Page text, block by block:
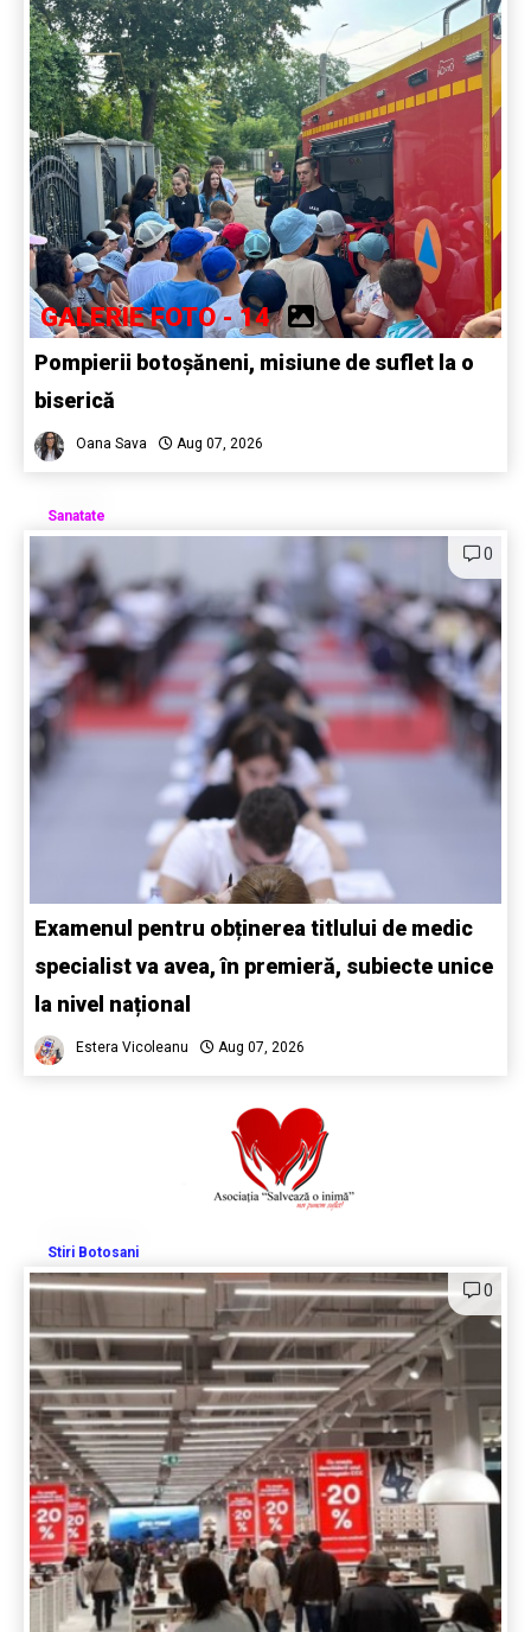
GALERIE FOTO - 14
Pompierii botoșăneni, misiune de suflet la o
biserică
Oana Sava Aug 07, 2026
Sanatate
0
Examenul pentru obținerea titlului de medic
specialist va avea, în premieră, subiecte unice
la nivel național
Estera Vicoleanu Aug 07, 2026
Stiri Botosani
0